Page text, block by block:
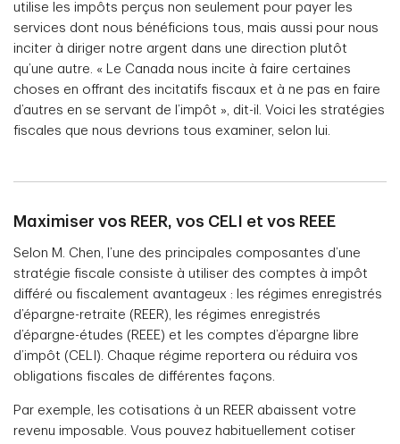
utilise les impôts perçus non seulement pour payer les
services dont nous bénéficions tous, mais aussi pour nous
inciter à diriger notre argent dans une direction plutôt
qu’une autre. « Le Canada nous incite à faire certaines
choses en offrant des incitatifs fiscaux et à ne pas en faire
d’autres en se servant de l’impôt », dit-il. Voici les stratégies
fiscales que nous devrions tous examiner, selon lui.
Maximiser vos REER, vos CELI et vos REEE
Selon M. Chen, l’une des principales composantes d’une
stratégie fiscale consiste à utiliser des comptes à impôt
différé ou fiscalement avantageux : les régimes enregistrés
d’épargne-retraite (REER), les régimes enregistrés
d’épargne-études (REEE) et les comptes d’épargne libre
d’impôt (CELI). Chaque régime reportera ou réduira vos
obligations fiscales de différentes façons.
Par exemple, les cotisations à un REER abaissent votre
revenu imposable. Vous pouvez habituellement cotiser